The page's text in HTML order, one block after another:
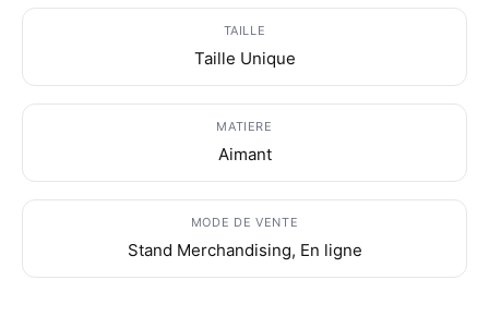
TAILLE
Taille Unique
MATIERE
Aimant
MODE DE VENTE
Stand Merchandising, En ligne